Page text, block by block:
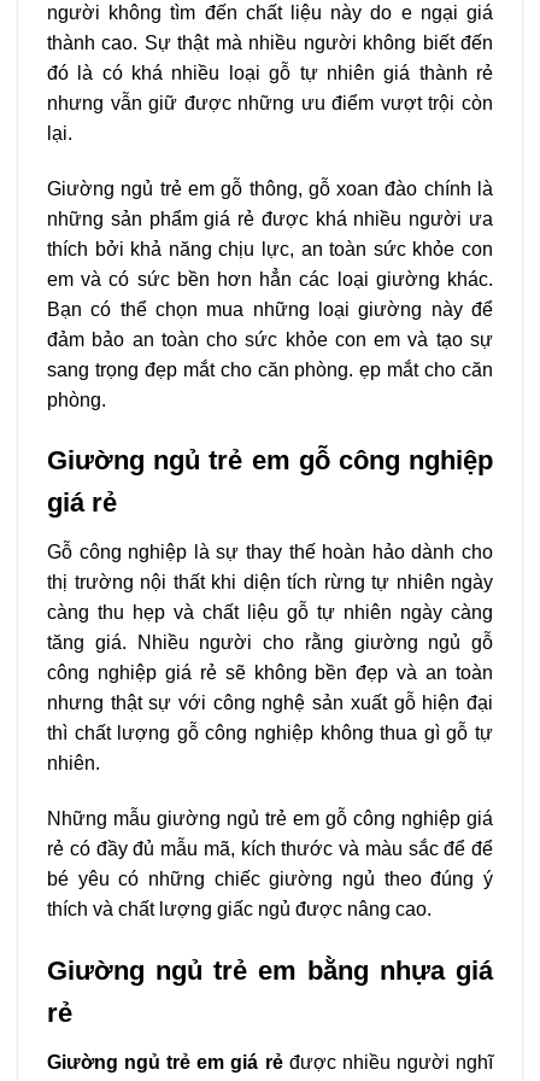
người không tìm đến chất liệu này do e ngại giá
thành cao. Sự thật mà nhiều người không biết đến
đó là có khá nhiều loại gỗ tự nhiên giá thành rẻ
nhưng vẫn giữ được những ưu điểm vượt trội còn
lại.
Giường ngủ trẻ em gỗ thông, gỗ xoan đào chính là
những sản phẩm giá rẻ được khá nhiều người ưa
thích bởi khả năng chịu lực, an toàn sức khỏe con
em và có sức bền hơn hẳn các loại giường khác.
Bạn có thể chọn mua những loại giường này để
đảm bảo an toàn cho sức khỏe con em và tạo sự
sang trọng đẹp mắt cho căn phòng. ẹp mắt cho căn
phòng.
Giường ngủ trẻ em gỗ công nghiệp
giá rẻ
Gỗ công nghiệp là sự thay thế hoàn hảo dành cho
thị trường nội thất khi diện tích rừng tự nhiên ngày
càng thu hẹp và chất liệu gỗ tự nhiên ngày càng
tăng giá. Nhiều người cho rằng giường ngủ gỗ
công nghiệp giá rẻ sẽ không bền đẹp và an toàn
nhưng thật sự với công nghệ sản xuất gỗ hiện đại
thì chất lượng gỗ công nghiệp không thua gì gỗ tự
nhiên.
Những mẫu giường ngủ trẻ em gỗ công nghiệp giá
rẻ có đầy đủ mẫu mã, kích thước và màu sắc để để
bé yêu có những chiếc giường ngủ theo đúng ý
thích và chất lượng giấc ngủ được nâng cao.
Giường ngủ trẻ em bằng nhựa giá
rẻ
Giường ngủ trẻ em giá rẻđược nhiều người nghĩ